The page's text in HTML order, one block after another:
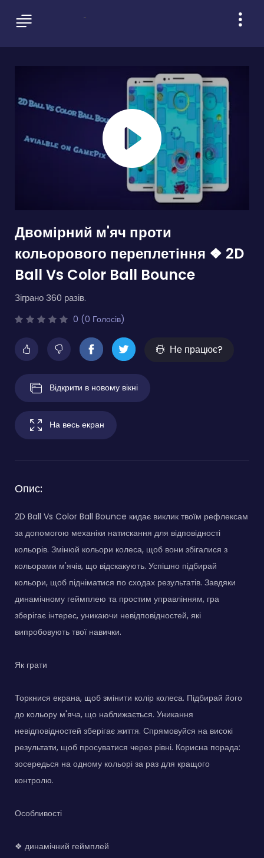
Двомірний м'яч проти
кольорового переплетіння ❖ 2D
Ball Vs Color Ball Bounce
Зіграно 360 разів.
0 (0 Голосів)
Не працює?
Відкрити в новому вікні
На весь екран
Опис:
2D Ball Vs Color Ball Bounce кидає виклик твоїм рефлексам
за допомогою механіки натискання для відповідності
кольорів. Змінюй кольори колеса, щоб вони збігалися з
кольорами м'ячів, що відскакують. Успішно підбирай
кольори, щоб підніматися по сходах результатів. Завдяки
динамічному геймплею та простим управлінням, гра
зберігає інтерес, уникаючи невідповідностей, які
випробовують твої навички.
Як грати
Торкнися екрана, щоб змінити колір колеса. Підбирай його
до кольору м'яча, що наближається. Уникання
невідповідностей зберігає життя. Спрямовуйся на високі
результати, щоб просуватися через рівні. Корисна порада:
зосередься на одному кольорі за раз для кращого
контролю.
Особливості
❖ динамічний геймплей